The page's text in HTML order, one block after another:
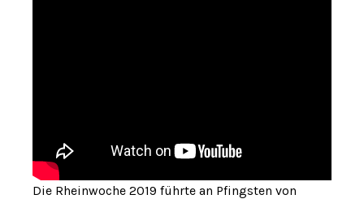
Die Rheinwoche 2019 führte an Pfingsten von